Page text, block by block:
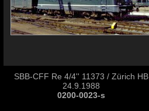
SBB-CFF Re 4/4'' 11373 / Zürich HB
24.9.1988
0200-0023-s